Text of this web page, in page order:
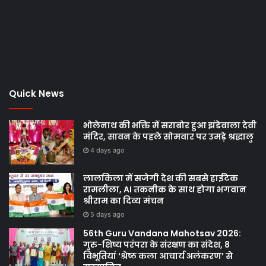
Quick News
भोलेनाथ की भक्ति में सराबोर हुआ झंडेवाला देवी
मंदिर, सावन के पहले सोमवार पर उमड़े श्रद्धालु
4 days ago
लालकिला में सजेगी देश की सबसे हाईटेक
रामलीला, AI तकनीक के साथ होगा भगवान
श्रीराम का दिव्य मंचन
5 days ago
56th Guru Vandana Mahotsav 2026:
गुरु-शिष्य परंपरा के संरक्षण का संदेश, 8
विभूतियां ‘श्रेष्ठ कला आचार्य अलंकरण’ से